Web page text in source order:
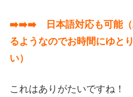
➡️➡️➡️ 日本語対応も可能（
るようなのでお時間にゆと
い）
これはありがたいですね！